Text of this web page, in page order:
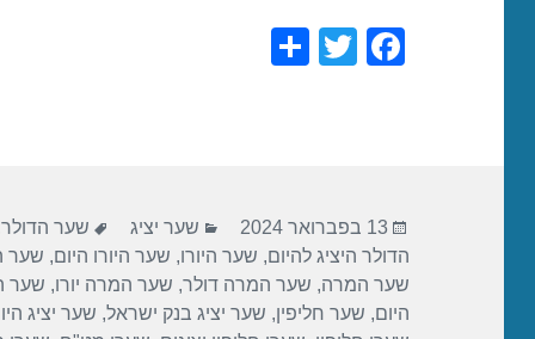
F
o
o
k
T
פורסם
בתאריך
13 בפברואר 2024 קטגוריות
שער יציג תגיות
שער הדולר
הדולר היציג להיום, שער היורו, שער היורו היום, שער
שער המרה, שער המרה דולר, שער המרה יורו, שער
היום, שער חליפין, שער יציג בנק ישראל, שער יציג